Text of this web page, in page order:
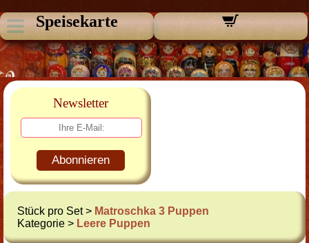
Speisekarte
Newsletter
Abonnieren
Stück pro Set > Matroschka 3 Puppen
Kategorie > Leere Puppen